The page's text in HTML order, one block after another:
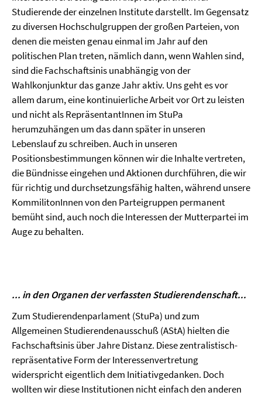
Studierende der einzelnen Institute darstellt. Im Gegensatz
zu diversen Hochschulgruppen der großen Parteien, von
denen die meisten genau einmal im Jahr auf den
politischen Plan treten, nämlich dann, wenn Wahlen sind,
sind die Fachschaftsinis unabhängig von der
Wahlkonjunktur das ganze Jahr aktiv. Uns geht es vor
allem darum, eine kontinuierliche Arbeit vor Ort zu leisten
und nicht als RepräsentantInnen im StuPa
herumzuhängen um das dann später in unseren
Lebenslauf zu schreiben. Auch in unseren
Positionsbestimmungen können wir die Inhalte vertreten,
die Bündnisse eingehen und Aktionen durchführen, die wir
für richtig und durchsetzungsfähig halten, während unsere
KommilitonInnen von den Parteigruppen permanent
bemüht sind, auch noch die Interessen der Mutterpartei im
Auge zu behalten.
... in den Organen der verfassten Studierendenschaft...
Zum Studierendenparlament (StuPa) und zum
Allgemeinen Studierendenausschuß (AStA) hielten die
Fachschaftsinis über Jahre Distanz. Diese zentralistisch-
repräsentative Form der Interessenvertretung
widerspricht eigentlich dem Initiativgedanken. Doch
wollten wir diese Institutionen nicht einfach den anderen